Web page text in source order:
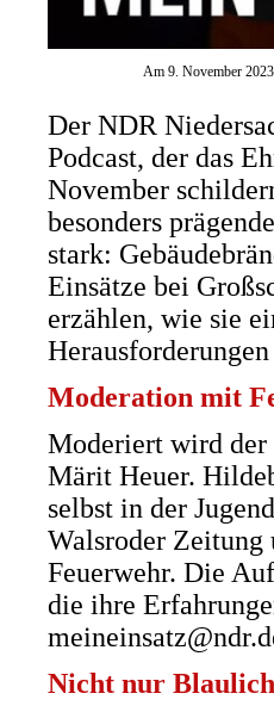
Am 9. November
Der NDR
Podcast, der das
November
besonders
stark:
Einsätze bei
erzählen, wie sie
Moderation mit
Moderiert wird der
Märit Heuer.
selbst in der
Walsroder
Feuerwehr. Die
die ihre
Nicht nur